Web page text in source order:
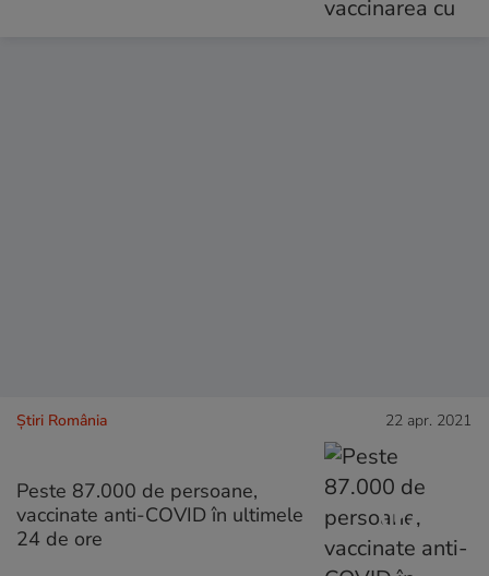
Știri România 22 apr. 2021
Peste 87.000 de persoane,
vaccinate anti-COVID în ultimele
24 de ore